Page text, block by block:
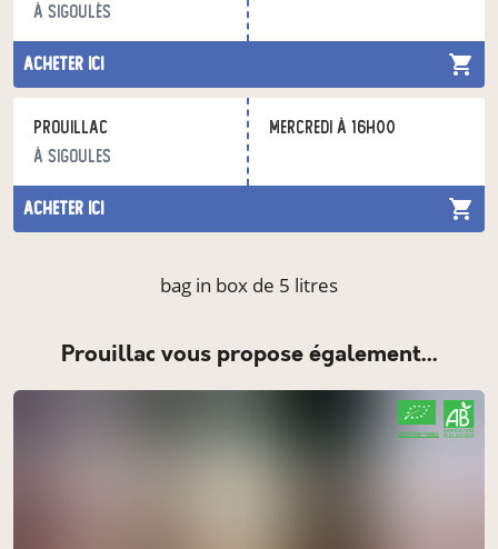
à Sigoulès
acheter ici
prouillac
à sigoules
mercredi à 16h00
acheter ici
bag in box de 5 litres
prouillac vous propose également...
CERTIFIÉ PAR FR-BIO-01
AGRICULTURE FRANCE